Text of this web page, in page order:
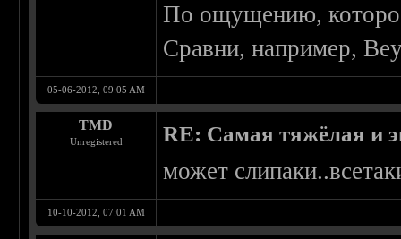
По ощущению,
Сравни, например,
05-06-2012, 09:05 AM
TMD
Unregistered RE: Самая тяжёлая и
может
10-10-2012, 07:01 AM